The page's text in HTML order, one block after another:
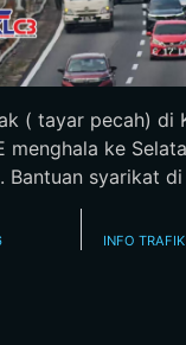
( tayar pecah) di
menghala ke
Bantuan syarikat
INFO